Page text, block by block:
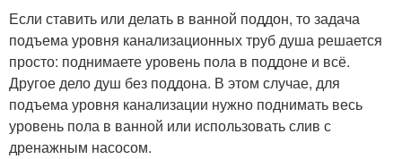
Если ставить или делать в ванной поддон, то задача
подъема уровня канализационных труб душа решается
просто: поднимаете уровень пола в поддоне и всё.
Другое дело душ без поддона. В этом случае, для
подъема уровня канализации нужно поднимать весь
уровень пола в ванной или использовать слив с
дренажным насосом.